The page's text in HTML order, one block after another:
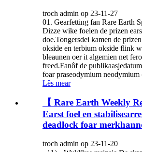
troch admin op 23-11-27
01. Gearfetting fan Rare Earth
Dizze wike foelen de prizen
doe.Tongersdei kamen de
okside en terbium okside flink
bleaunen oer it algemien net
freed.Fanôf de
foar praseodymium neodymium
Lês mear
【 Rare Earth Weekly
Earst foel en
deadlock foar
troch admin op 23-11-20